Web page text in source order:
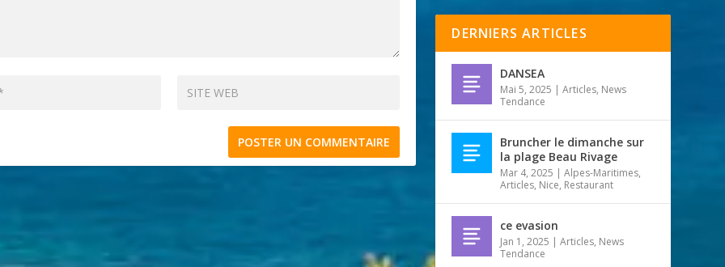
DERNIERS ARTICLES
DANSEA
Mai 5, 2025 |Articles, News
Tendance
Bruncher le dimanche sur
la plage Beau Rivage
Mar 4, 2025 |Alpes-Maritimes,
Articles, Nice, Restaurant
ce evasion
Jan 1, 2025 |Articles, News
Tendance